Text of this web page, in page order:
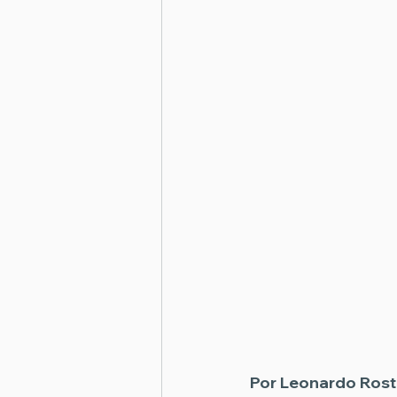
Por Leonardo